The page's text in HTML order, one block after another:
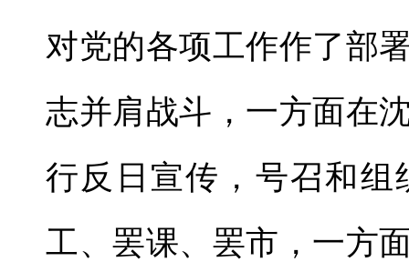
对党的各项工作作了部
志并肩战斗，一方面在
行反日宣传，号召和
工、罢课、罢市，一方